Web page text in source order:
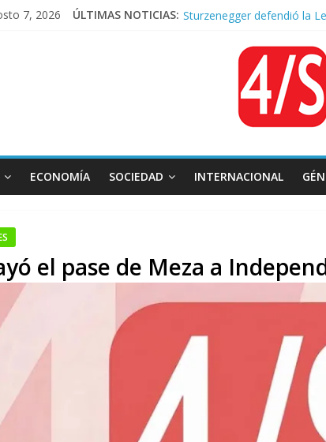
7, 2026 ÚLTIMAS NOTICIAS: Sturzenegger defendió la
Tormentas severas y
Los alquileres de
Represión frente al
ECONOMÍA SOCIEDAD INTERNACIONAL
el pase de Meza a